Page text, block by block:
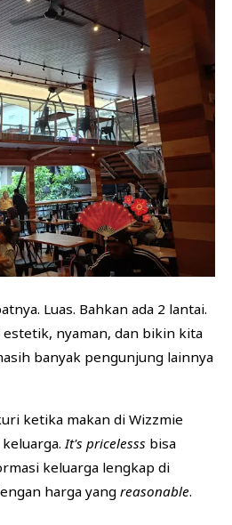
Luas. Bahkan ada 2 lantai.
nyaman, dan bikin kita
banyak pengunjung lainnya
ketika makan di Wizzmie
It's pricelesssbisa
keluarga lengkap di
harga yang reasonable.